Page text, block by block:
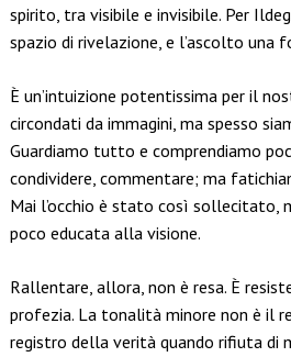
spirito, tra visibile e invisibile. Per
spazio di rivelazione, e l’ascolto una
È un’intuizione potentissima per il
circondati da immagini, ma spesso
Guardiamo tutto e comprendiamo
condividere, commentare; ma
Mai l’occhio è stato così sollecitato,
poco educata alla visione.
Rallentare, allora, non è resa. È
profezia. La tonalità minore non è il
registro della verità quando rifiuta di